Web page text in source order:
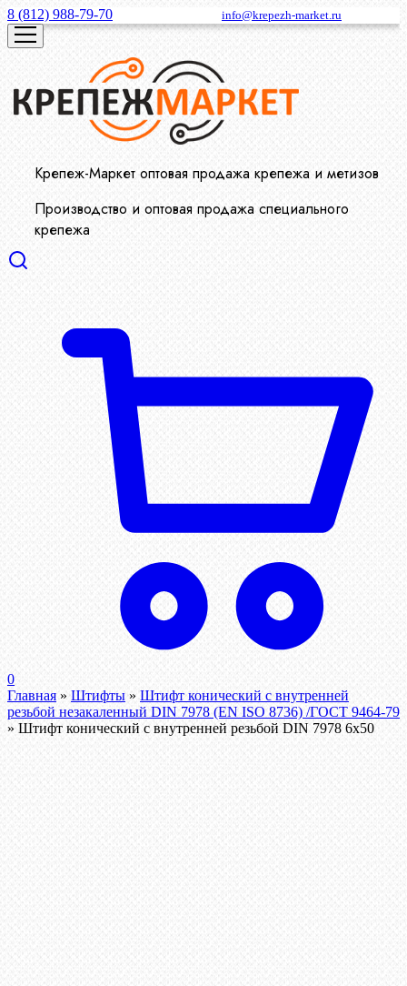
8 (812) 988-79-70 info@krepezh-market.ru
Крепеж-Маркет оптовая продажа крепежа и метизов
Производство и оптовая продажа специального
крепежа
0
Главная » Штифты » Штифт конический с внутренней
резьбой незакаленный DIN 7978 (EN ISO 8736) /ГОСТ 9464-79
» Штифт конический с внутренней резьбой DIN 7978 6х50